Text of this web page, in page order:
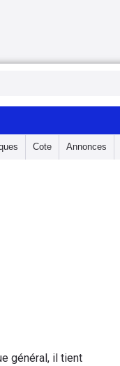
Cote Annonces
général, il tient